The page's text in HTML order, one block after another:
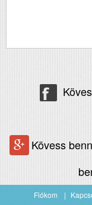
Kövess
Fiókom